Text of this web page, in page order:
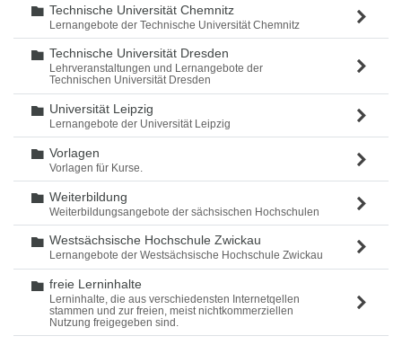
Ordner
Technische Universität Chemnitz
Lernangebote der Technische Universität Chemnitz
Ordner
Technische Universität Dresden
Lehrveranstaltungen und Lernangebote der
Technischen Universität Dresden
Ordner
Universität Leipzig
Lernangebote der Universität Leipzig
Ordner
Vorlagen
Vorlagen für Kurse.
Ordner
Weiterbildung
Weiterbildungsangebote der sächsischen Hochschulen
Ordner
Westsächsische Hochschule Zwickau
Lernangebote der Westsächsische Hochschule Zwickau
Ordner
freie Lerninhalte
Lerninhalte, die aus verschiedensten Internetqellen
stammen und zur freien, meist nichtkommerziellen
Nutzung freigegeben sind.